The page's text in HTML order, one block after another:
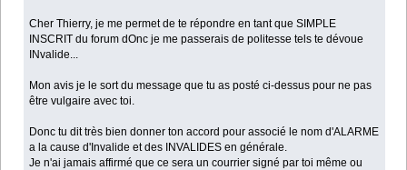
Cher Thierry, je me permet de te répondre en tant que SIMPLE
INSCRIT du forum dOnc je me passerais de politesse tels te dévoue
INvalide...
Mon avis je le sort du message que tu as posté ci-dessus pour ne pas
être vulgaire avec toi.
Donc tu dit très bien donner ton accord pour associé le nom d'ALARME
a la cause d'Invalide et des INVALIDES en générale.
Je n'ai jamais affirmé que ce sera un courrier signé par toi même ou